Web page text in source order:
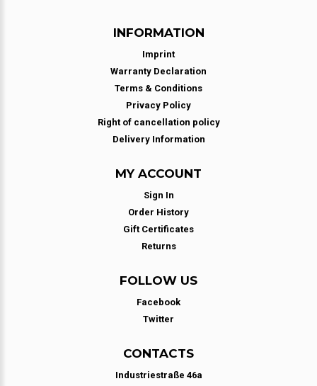
INFORMATION
Imprint
Warranty Declaration
Terms & Conditions
Privacy Policy
Right of cancellation policy
Delivery Information
MY ACCOUNT
Sign In
Order History
Gift Certificates
Returns
FOLLOW US
Facebook
Twitter
CONTACTS
Industriestraße 46a